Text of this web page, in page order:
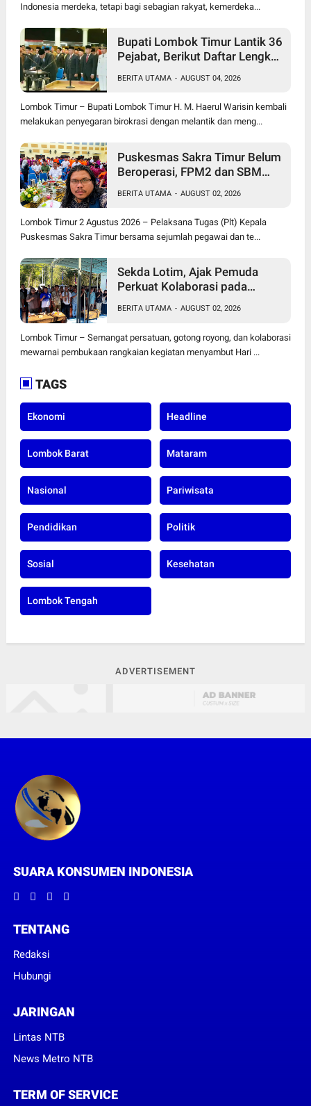
Indonesia merdeka, tetapi bagi sebagian rakyat, kemerdeka...
Bupati Lombok Timur Lantik 36
Pejabat, Berikut Daftar Lengkap
Baru
BERITA UTAMA - AUGUST 04, 2026
Lombok Timur – Bupati Lombok Timur H. M. Haerul Warisin kembali
melakukan penyegaran birokrasi dengan melantik dan meng...
Puskesmas Sakra Timur Belum
Beroperasi, FPM2 dan SBM
Plt Kepala Puskesmas serta
Tenaga Kesehatan
BERITA UTAMA - AUGUST 02, 2026
Lombok Timur 2 Agustus 2026 – Pelaksana Tugas (Plt) Kepala
Puskesmas Sakra Timur bersama sejumlah pegawai dan te...
Sekda Lotim, Ajak Pemuda
Perkuat Kolaborasi pada
Kegiatan Menyambut HUT ke-
81 Kemerdekaan RI di Desa
Surabaya Utara
BERITA UTAMA - AUGUST 02, 2026
Lombok Timur – Semangat persatuan, gotong royong, dan kolaborasi
mewarnai pembukaan rangkaian kegiatan menyambut Hari ...
TAGS
Ekonomi Headline
Lombok Barat Mataram
Nasional Pariwisata
Pendidikan Politik
Sosial Kesehatan
Lombok Tengah
ADVERTISEMENT
SUARA KONSUMEN INDONESIA
TENTANG
Redaksi
Hubungi
JARINGAN
Lintas NTB
News Metro NTB
TERM OF SERVICE